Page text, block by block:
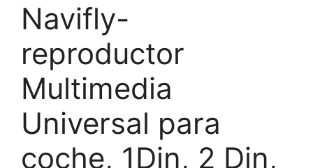
Navifly-
reproductor
Multimedia
Universal para
coche, 1Din, 2 Din,